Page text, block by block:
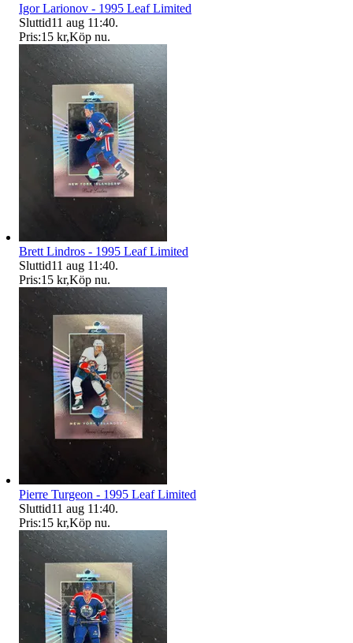
Igor Larionov - 1995 Leaf Limited
Sluttid11 aug 11:40.
Pris:15 kr,Köp nu.
Brett Lindros - 1995 Leaf Limited
Sluttid11 aug 11:40.
Pris:15 kr,Köp nu.
Pierre Turgeon - 1995 Leaf Limited
Sluttid11 aug 11:40.
Pris:15 kr,Köp nu.